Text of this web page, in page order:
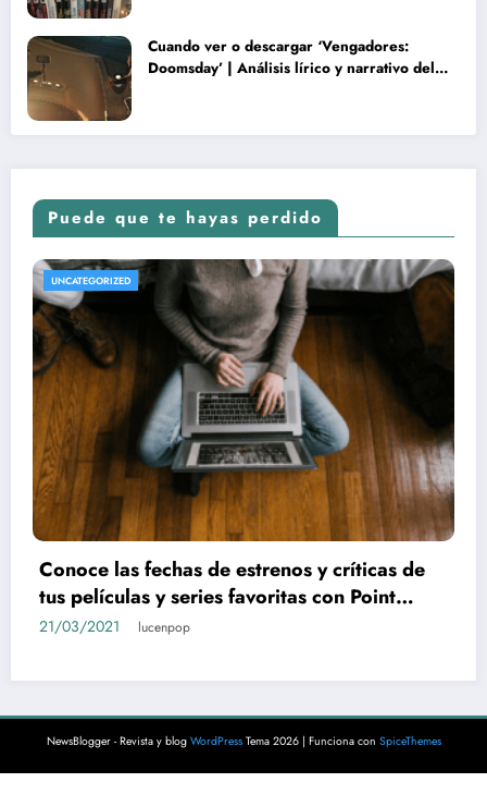
Cuando ver o descargar ‘Vengadores:
Doomsday’ | Análisis lírico y narrativo del
Puede que te hayas perdido
Y CRÍTICAS UNCATEGORIZED